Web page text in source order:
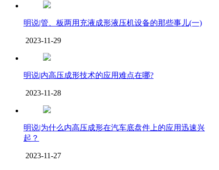
明说|管、板两用充液成形液压机设备的那些事儿(一)
2023-11-29
明说|内高压成形技术的应用难点在哪?
2023-11-28
明说|为什么内高压成形在汽车底盘件上的应用迅速兴
起？
2023-11-27